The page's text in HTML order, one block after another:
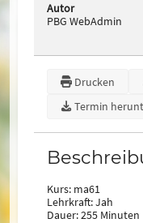
Autor
PBG WebAdmin
Drucken
Termin
Kurs: ma61
Lehrkraft: Jah
Dauer: 255 Minuten